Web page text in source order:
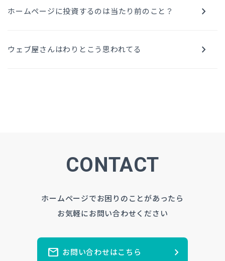
ホームページに投資するのは当たり前のこと？ chevron_right
ウェブ屋さんはわりとこう思われてる chevron_right
CONTACT
ホームページでお困りのことがあったら
お気軽にお問い合わせください
mail お問い合わせはこちら chevron_right